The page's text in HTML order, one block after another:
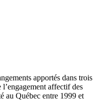
apportés dans trois
affectif des
au Québec entre 1999 et